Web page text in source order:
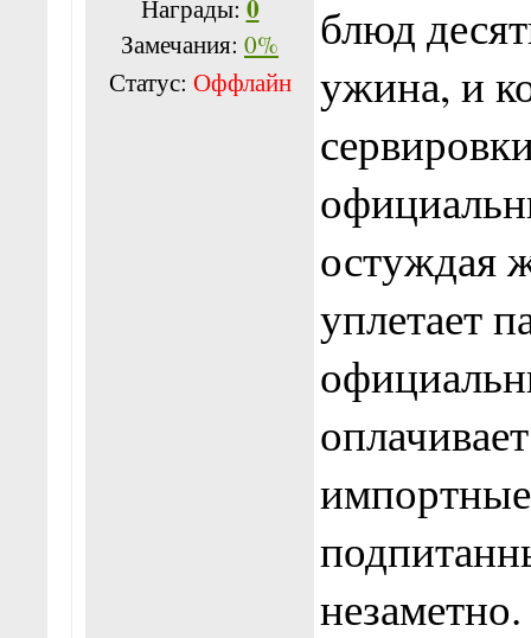
Награды:
Замечания: 0%
Статус: Оффлайн
блюд
ужина, и
остуждая
уплетает
незаметно.